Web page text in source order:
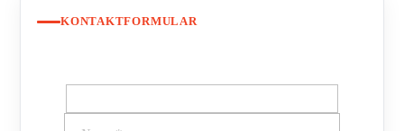
KONTAKTFORMULAR